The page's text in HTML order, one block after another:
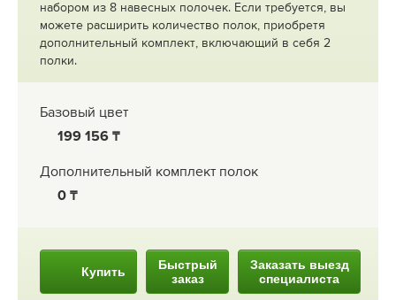
набором из 8 навесных полочек. Если требуется, вы
можете расширить количество полок, приобретя
дополнительный комплект, включающий в себя 2
полки.
Базовый цвет
199 156
Дополнительный комплект полок
0
Купить
Быстрый
заказ
Заказать выезд
специалиста